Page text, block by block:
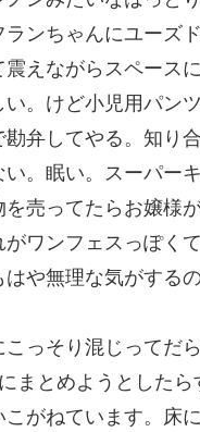
ンちゃんにユーズ
えながらスペース
。けど小児用パン
弁してやる。知り
。眠い。スーパーキ
売ってたらお嬢様
ワンフェスっぽく
や無理な気がする
っそり混じってだ
まとめようとした
がねています。床